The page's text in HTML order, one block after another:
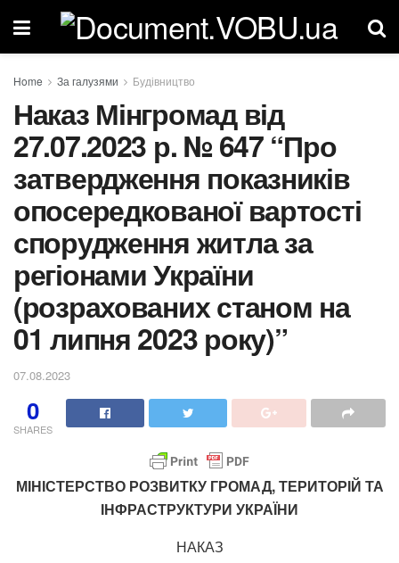
Home За галузями Будівництво
Наказ Мінгромад від
27.07.2023 р. № 647 “Про
затвердження показників
опосередкованої вартості
спорудження житла за
регіонами України
(розрахованих станом на
01 липня 2023 року)”
07.08.2023
0
SHARES
МІНІСТЕРСТВО РОЗВИТКУ ГРОМАД, ТЕРИТОРІЙ ТА
ІНФРАСТРУКТУРИ УКРАЇНИ
НАКАЗ